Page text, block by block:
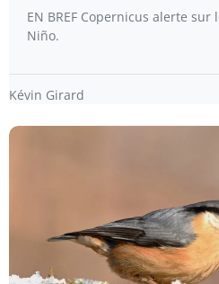
EN BREF Copernicus alerte
Niño.
Kévin Girard